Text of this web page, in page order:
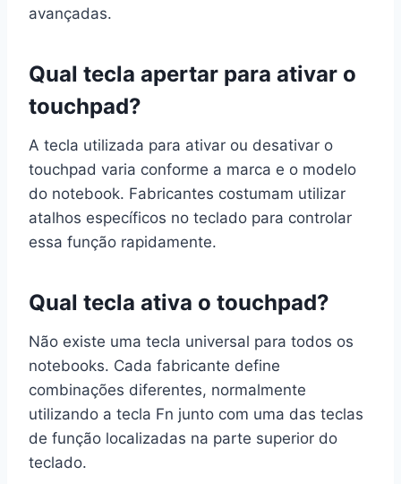
avançadas.
Qual tecla apertar para ativar o
touchpad?
A tecla utilizada para ativar ou desativar o
touchpad varia conforme a marca e o modelo
do notebook. Fabricantes costumam utilizar
atalhos específicos no teclado para controlar
essa função rapidamente.
Qual tecla ativa o touchpad?
Não existe uma tecla universal para todos os
notebooks. Cada fabricante define
combinações diferentes, normalmente
utilizando a tecla Fn junto com uma das teclas
de função localizadas na parte superior do
teclado.